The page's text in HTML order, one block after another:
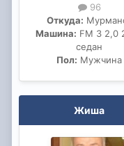
96
Откуда:
Машина: FM 3 2,0
седан
Пол: Мужчина
Жиша